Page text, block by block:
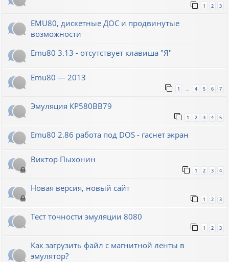
1 2 3
EMU80, дискетные ДОС и продвинутые
возможности
Emu80 3.13 - отсутствует клавиша "Я"
Emu80 — 2013
1 4 5 6 7
Эмуляция КР580ВВ79
1 2 3 4 5
Emu80 2.86 работа под DOS - гаснет экран
Виктор Пыхонин
1 2 3 4
Новая версия, новый сайт
1 2 3
Тест точности эмуляции 8080
1 2 3
Как загрузить файл с магнитной ленты в
эмулятор?